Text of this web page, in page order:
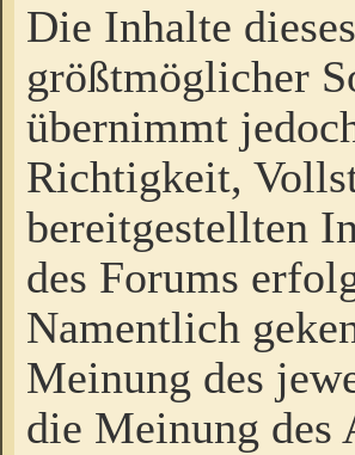
Die Inhalte
größtmöglicher
übernimmt
Richtigkeit,
bereitgestellten
des Forums
Namentlich
Meinung des
die Meinung des